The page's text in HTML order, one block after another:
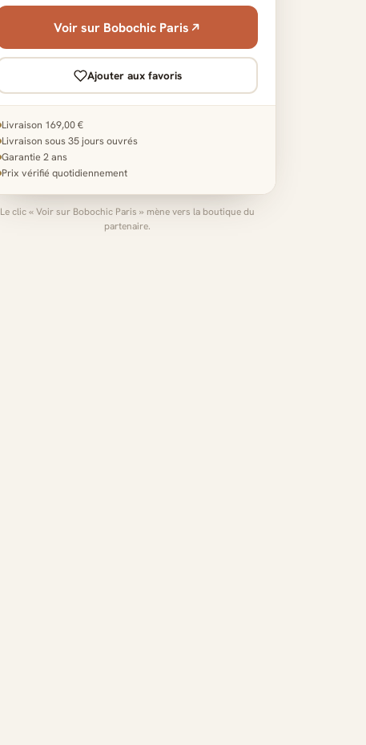
Voir sur Bobochic Paris
Ajouter aux favoris
Livraison 169,00 €
Livraison sous 35 jours ouvrés
Garantie 2 ans
Prix vérifié quotidiennement
Le clic « Voir sur Bobochic Paris » mène vers la boutique du
partenaire.